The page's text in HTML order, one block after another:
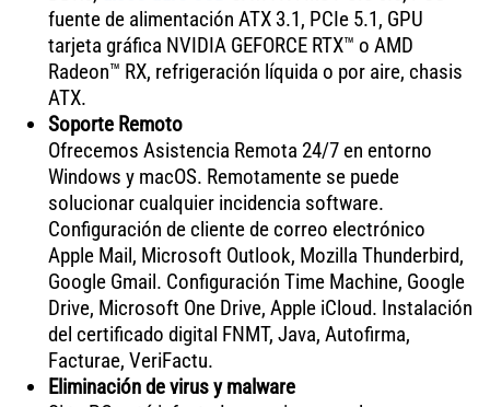
fuente de alimentación ATX 3.1, PCIe 5.1, GPU
tarjeta gráfica NVIDIA GEFORCE RTX™ o AMD
Radeon™ RX, refrigeración líquida o por aire, chasis
ATX.
Soporte Remoto
Ofrecemos Asistencia Remota 24/7 en entorno
Windows y macOS. Remotamente se puede
solucionar cualquier incidencia software.
Configuración de cliente de correo electrónico
Apple Mail, Microsoft Outlook, Mozilla Thunderbird,
Google Gmail. Configuración Time Machine, Google
Drive, Microsoft One Drive, Apple iCloud. Instalación
del certificado digital FNMT, Java, Autofirma,
Facturae, VeriFactu.
Eliminación de virus y malware